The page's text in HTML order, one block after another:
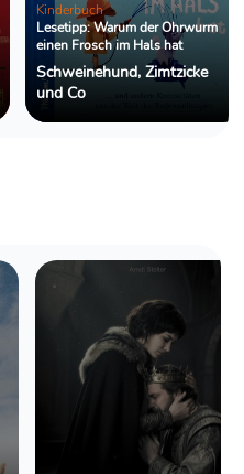
Kinderbuch
Lesetipp: Warum der Ohrwurm
einen Frosch im Hals hat
Schweinehund, Zimtzicke
und Co